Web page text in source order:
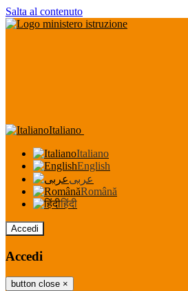
Salta al contenuto
Italiano
Italiano
English
عربى
Română
हिंदी
Accedi
Accedi
button close ×